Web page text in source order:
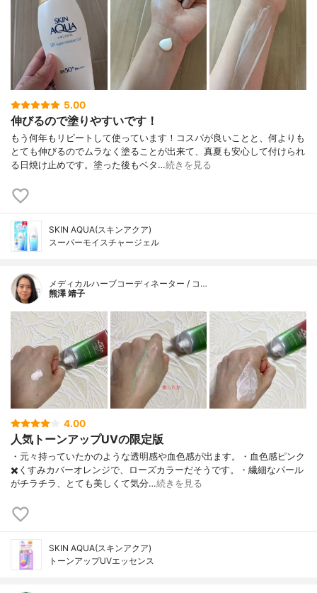
5.00
伸びるので塗りやすいです！
もう何年もリピートして使っています！コスパが良いことと、何よりも
とても伸びるのでムラなく塗ることが出来て、真夏も安心して付けられ
る日焼け止めです。塗った後もベタ…続きを見る
SKIN AQUA(スキンアクア)
スーパーモイスチャージェル
メディカルハーブコーディネーター / コ…
熊澤 靖子
4.00
人気トーンアップUVの限定版
・元々持っていたかのような透明感や血色感が出ます。・血色感ピンク
✖️くすみカバーオレンジで、ローズカラーだそうです。・繊細なパール
がチラチラ、とても美しくて気分…続きを見る
SKIN AQUA(スキンアクア)
トーンアップUVエッセンス